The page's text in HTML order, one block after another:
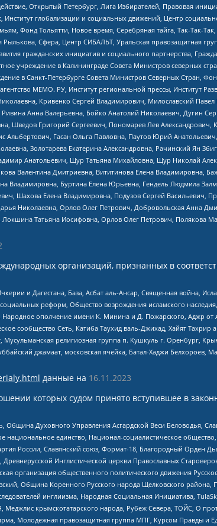
Открытый Петербург, Лига Избирателей, Правовая
глобализации и социальных движений, Центр
Фонд Тольятти, Новое время, Серебряная тайга, Так-Так-
Сфера, Центр СИБАЛЬТ, Уральская правозащитная
гражданских инициатив и социального партнерства,
в Калининграде Совета Министров северных
в Санкт-Петербурге Совета Министров Северных Стран,
МЕМО. РУ, Институт региональной прессы, Институт
Кривенко Сергей Владимирович, Милославский
Анна Валерьевна, Бойко Анатолий Николаевич, Дугин
Григорий Сергеевич, Пономарев Лев Александрович,
Гасан Ольга Павловна, Паутов Юрий
Золотарева Екатерина Александровна, Рачинский Ян
Анатольевич, Щур Татьяна Михайловна, Щур Николай
Валентина Дмитриевна, Вититинова Елена Владимировна,
Владимировна, Буртина Елена Юрьевна, Гендель Людмила
Шахова Елена Владимировна, Подузов Сергей Васильевич,
Николаевна, Орлов Олег Петрович, Добровольская Анна
Татьяна Иосифовна, Орлов Олег Петрович, Полякова
организаций, признанных в
и Дагестана, База, Асбат аль-Ансар, Священная война,
реформ, Общество возрождения исламского
ополчение имени К. Минина и Д. Пожарского, Аджр от
сообщество Сеть, Катиба Таухид валь-Джихад, Хайят
религиозная группа п. Кушкуль г. Оренбург,
джамаат, московская ячейка, Батал-Хаджи
данные на 16.11.2023
которых судом принято вступившее в
Община Духовного Управления Асгардской Веси Беловодья,
единство, Национал-социалистическое
России, Славянский союз, Формат-18, Благородный Орден
Инглистической церкви Православных
организация общественного политического движения
Община Коренного Русского народа Щелковского района,
инглиизма, Народная Социальная Инициатива,
крымскотатарского народа, Рубеж Севера, ТОЙС, О
Молодежная правозащитная группа МПГ, Курсом Правды и